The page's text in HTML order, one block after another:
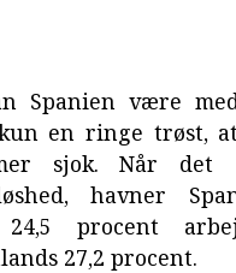
Spanien være
en ringe trøst,
sjok. Når det
havner
24,5 procent
27,2 procent.